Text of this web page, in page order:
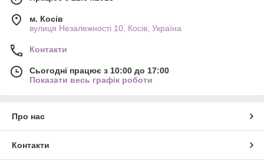
м. Косів
вулиця Незалежності 10, Косів, Україна
Контакти
Сьогодні працює з 10:00 до 17:00
Показати весь графік роботи
Про нас
Контакти